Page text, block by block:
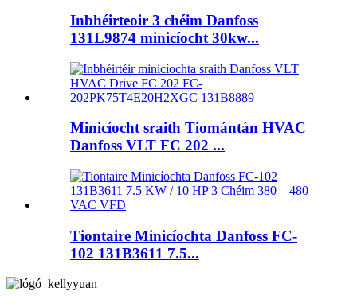
Inbhéirteoir 3 chéim Danfoss
131L9874 minicíocht 30kw...
Minicíocht sraith Tiomántán HVAC
Danfoss VLT FC 202 ...
Tiontaire Minicíochta Danfoss FC-
102 131B3611 7.5...